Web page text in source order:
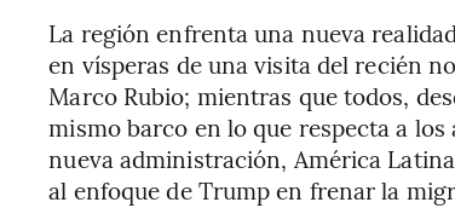
La región enfrenta una nueva
en vísperas de una visita del recién
Marco Rubio; mientras que todos,
mismo barco en lo que respecta a
nueva administración, América
al enfoque de Trump en frenar la